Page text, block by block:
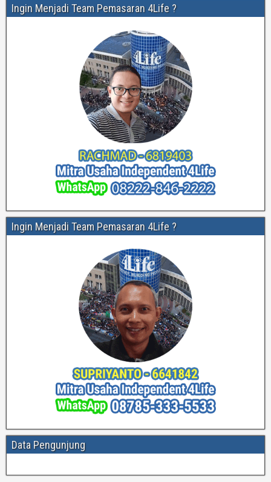
Ingin Menjadi Team Pemasaran 4Life ?
Ingin Menjadi Team Pemasaran 4Life ?
Data Pengunjung